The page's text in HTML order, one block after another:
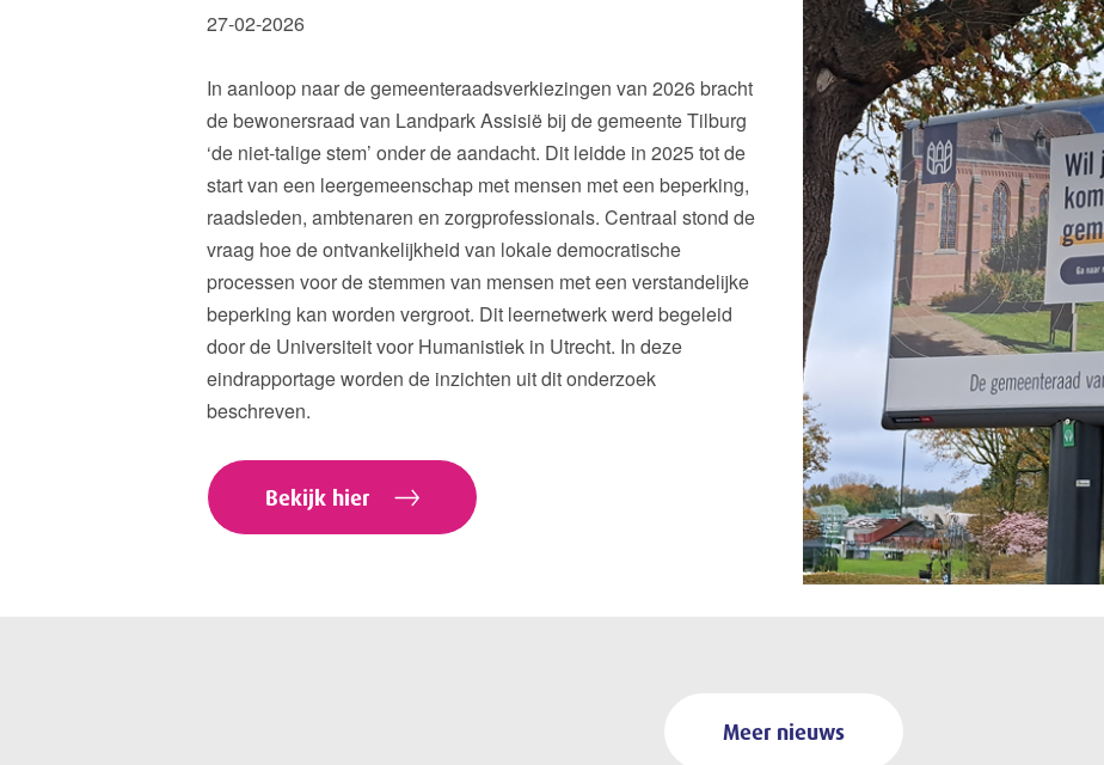
27-02-2026
In aanloop naar de gemeenteraadsverkiezingen van 2026 bracht
de bewonersraad van Landpark Assisië bij de gemeente Tilburg
‘de niet-talige stem’ onder de aandacht. Dit leidde in 2025 tot de
start van een leergemeenschap met mensen met een beperking,
raadsleden, ambtenaren en zorgprofessionals. Centraal stond de
vraag hoe de ontvankelijkheid van lokale democratische
processen voor de stemmen van mensen met een verstandelijke
beperking kan worden vergroot. Dit leernetwerk werd begeleid
door de Universiteit voor Humanistiek in Utrecht. In deze
eindrapportage worden de inzichten uit dit onderzoek
beschreven.
Bekijk hier
Meer nieuws